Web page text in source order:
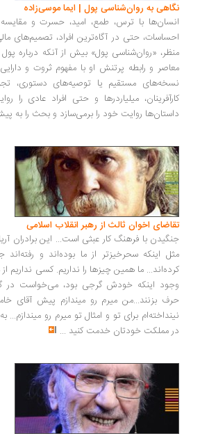
به روان‌شناسی پول | ایما موسی‌زاده
با ترس، طمع، امید، حسرت و مقایسه
حتی در آگاه‌ترین افراد، تصمیم‌های مالی را
«روان‌شناسی پول» بیش از آنکه درباره پول باشد،
و رابطه پرتنش او با مفهوم ثروت و دارایی است...
مستقیم یا توصیه‌های دستوری، تجربه
میلیاردرها و حتی افراد عادی را روایت
روایت خود را برمی‌سازد و بحث را به پیش
اخوان ثالث از رهبر انقلاب اسلامی
با فرهنگ کار عبثی است... این برادران آریایی ما و
اینکه سحرخیزتر از ما بوده‌اند و رفته‌اند
ما همین چیزها را نداریم. کسی نداریم از ما
اینکه خودش گرجی بود، می‌خواست در
بزنند...من میرم رو میندازم پیش آقای
برای تو و امثال تو میرم رو میندازم... به
مملکت خودتان خدمت کنید...